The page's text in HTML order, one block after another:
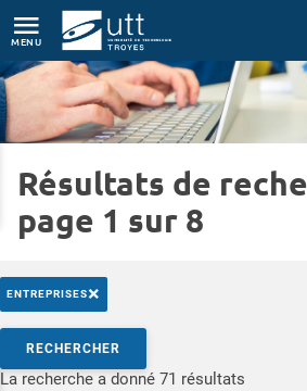
MENU
Accueil Entreprise
Développer votre
Partenariat Campus
Résultats de
page 1 sur 8
ENTREPRISES×
Rechercher par mots-clés
RECHERCHER
La recherche a donné 71 résultats